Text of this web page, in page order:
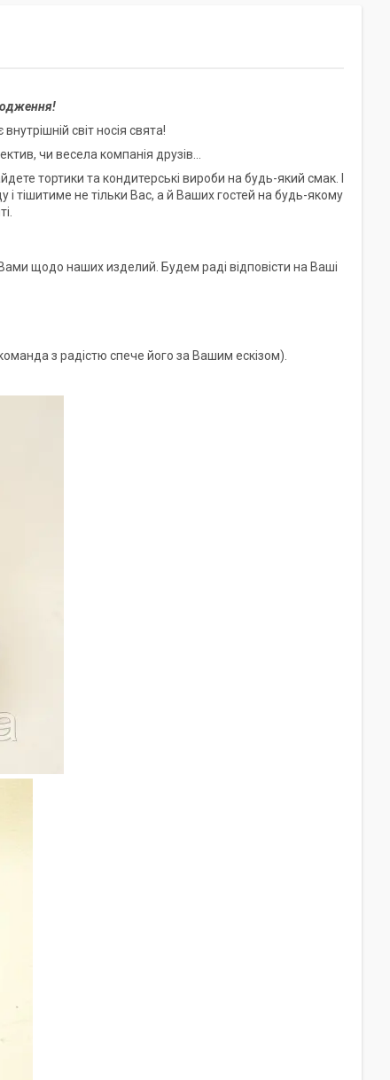
світ носія свята!
чи весела компанія друзів...
тортики та кондитерські вироби на будь-який смак. І
і тішитиме не тільки Вас, а й Ваших гостей на будь-якому
щодо наших изделий. Будем раді відповісти на Ваші
з радістю спече його за Вашим ескізом).